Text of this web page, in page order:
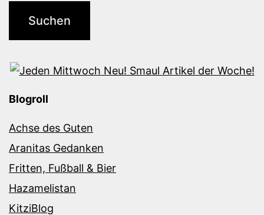
Blogroll
Achse des Guten
Aranitas Gedanken
Fritten, Fußball & Bier
Hazamelistan
KitziBlog